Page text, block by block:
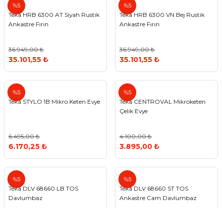
%5
Teka
Teka HRB 6300 AT Siyah Rustik
Ankastre Fırın
36.949,00 ₺
35.101,55 ₺
%5
Teka
Teka HRB 6300 VN Bej Rustik
Ankastre Fırın
36.949,00 ₺
35.101,55 ₺
%5
Teka
Teka STYLO 1B Mikro Keten Evye
6.495,00 ₺
6.170,25 ₺
%5
Teka
Teka CENTROVAL Mikroketen
Çelik Evye
4.100,00 ₺
3.895,00 ₺
%5
Teka
Teka DLV 68660 LB TOS
Davlumbaz
%5
Teka
Teka DLV 68660 ST TOS
Ankastre Cam Davlumbaz